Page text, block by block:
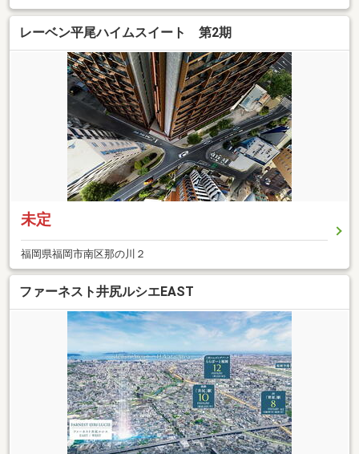
レーベン平尾ハイムスイート 第2期
未定
福岡県福岡市南区那の川２
ファーネスト井尻ルシエEAST